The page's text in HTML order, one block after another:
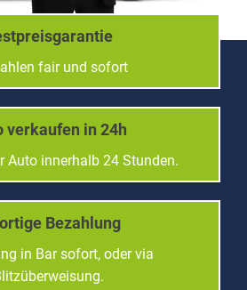
fair und sofort
verkaufen in 24h
Auto innerhalb 24 Stunden.
Bezahlung
in Bar sofort, oder via